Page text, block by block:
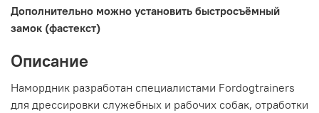
Дополнительно можно установить быстросъëмный
замок (фастекст)
Описание
Намордник разработан специалистами Fordogtrainers
для дрессировки служебных и рабочих собак, отработки